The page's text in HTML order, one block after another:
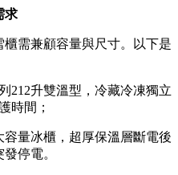
求
需兼顧容量與尺寸。以下是
212升雙溫型，冷藏冷凍獨立
時間；
容量冰櫃，超厚保溫層斷電後
停電。